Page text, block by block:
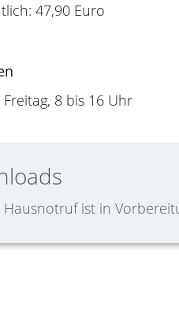
47,90 Euro
8 bis 16 Uhr
Hausnotruf ist in